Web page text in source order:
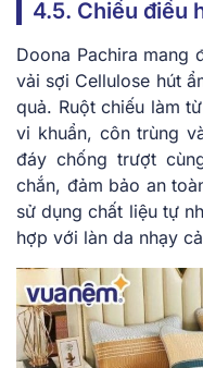
4.5. Chiếu điều
Doona Pachira mang
vải sợi Cellulose hút
quả. Ruột chiếu làm
vi khuẩn, côn trùng
đáy chống trượt
chắn, đảm bảo an
sử dụng chất liệu tự
hợp với làn da nhạy